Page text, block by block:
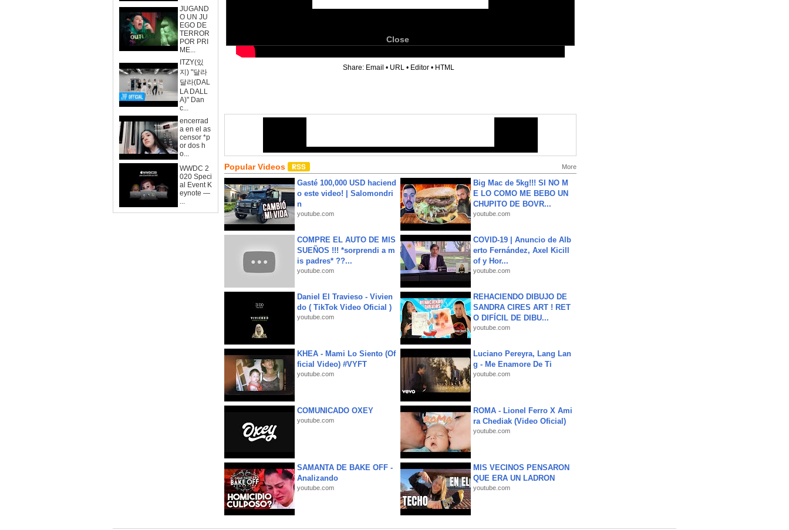
JUGAND
O UN JU
EGO DE
TERROR
POR PRI
ME...
ITZY(있
지) "달라
달라(DAL
LA DALL
A)" Dan
c...
encerrad
a en el as
censor *p
or dos h
o...
WWDC 2
020 Speci
al Event K
eynote —
...
Close
Share: Email • URL • Editor • HTML
Popular Videos More
Gasté 100,000 USD haciend
o este video! | Salomondri
n
youtube.com
Big Mac de 5kg!!! SI NO M
E LO COMO ME BEBO UN
CHUPITO DE BOVR...
youtube.com
COMPRE EL AUTO DE MIS
SUEÑOS !!! *sorprendi a m
is padres* ??...
youtube.com
COVID-19 | Anuncio de Alb
erto Fernández, Axel Kicill
of y Hor...
youtube.com
Daniel El Travieso - Vivien
do ( TikTok Video Oficial )
youtube.com
REHACIENDO DIBUJO DE
SANDRA CIRES ART ! RET
O DIFÍCIL DE DIBU...
youtube.com
KHEA - Mami Lo Siento (Of
ficial Video) #VYFT
youtube.com
Luciano Pereyra, Lang Lan
g - Me Enamore De Ti
youtube.com
COMUNICADO OXEY
youtube.com
ROMA - Lionel Ferro X Ami
ra Chediak (Video Oficial)
youtube.com
SAMANTA DE BAKE OFF -
Analizando
youtube.com
MIS VECINOS PENSARON
QUE ERA UN LADRON
youtube.com